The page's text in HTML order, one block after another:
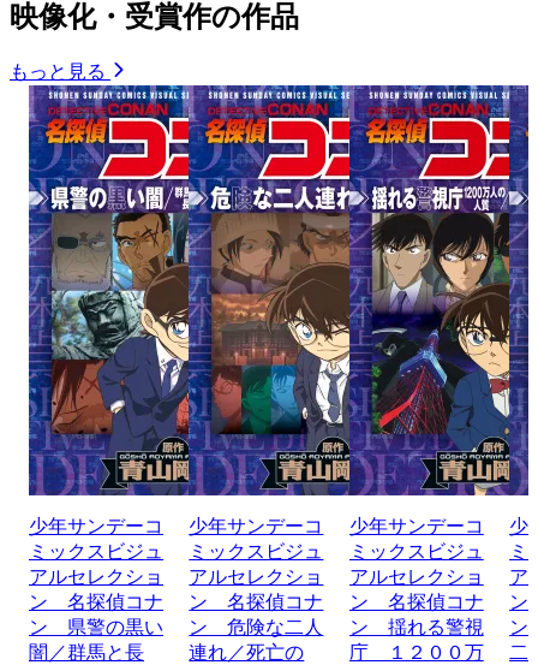
映像化・受賞作の作品
もっと見る
少年サンデーコ
ミックスビジュ
アルセレクショ
ン 名探偵コナ
ン 県警の黒い
闇／群馬と長
少年サンデーコ
ミックスビジュ
アルセレクショ
ン 名探偵コナ
ン 危険な二人
連れ／死亡の
少年サンデーコ
ミックスビジュ
アルセレクショ
ン 名探偵コナ
ン 揺れる警視
庁 １２００万
少
ミ
ア
ン
ン
二